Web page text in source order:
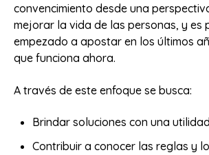
convencimiento desde una
mejorar la vida de las personas, y es
empezado a apostar en los últimos
que funciona ahora.
A través de este enfoque se busca:
Brindar soluciones con una
Contribuir a conocer las reglas y